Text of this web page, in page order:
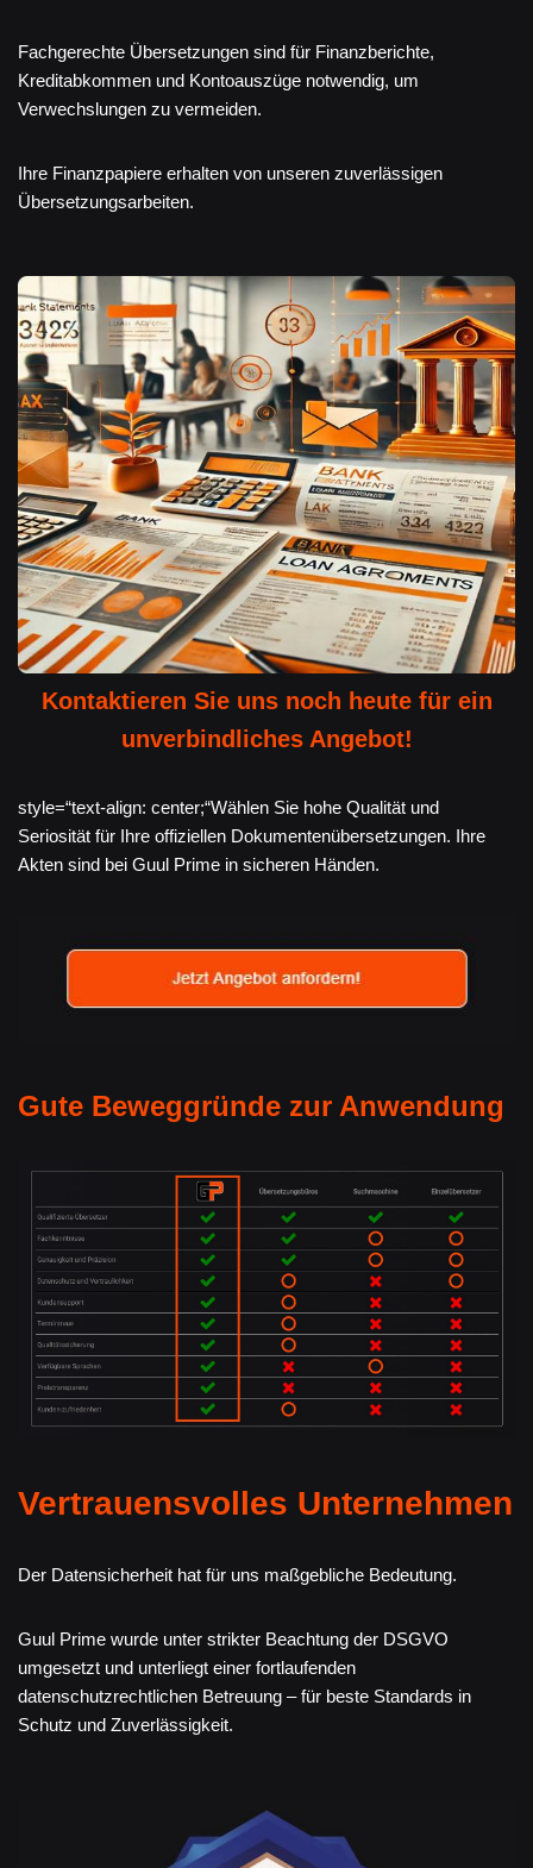
Fachgerechte Übersetzungen sind für Finanzberichte,
Kreditabkommen und Kontoauszüge notwendig, um
Verwechslungen zu vermeiden.
Ihre Finanzpapiere erhalten von unseren zuverlässigen
Übersetzungsarbeiten.
Kontaktieren Sie uns noch heute für ein
unverbindliches Angebot!
style=“text-align: center;“Wählen Sie hohe Qualität und
Seriosität für Ihre offiziellen Dokumentenübersetzungen. Ihre
Akten sind bei Guul Prime in sicheren Händen.
Gute Beweggründe zur Anwendung
Vertrauensvolles Unternehmen
Der Datensicherheit hat für uns maßgebliche Bedeutung.
Guul Prime wurde unter strikter Beachtung der DSGVO
umgesetzt und unterliegt einer fortlaufenden
datenschutzrechtlichen Betreuung – für beste Standards in
Schutz und Zuverlässigkeit.